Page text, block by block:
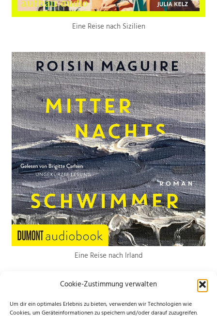
Cookie-Zustimmung verwalten
Um dir ein optimales Erlebnis zu bieten, verwenden wir Technologien wie
Cookies, um Geräteinformationen zu speichern und/oder darauf zuzugreifen.
Eine Reise nach Sizilien
Eine Reise nach Irland